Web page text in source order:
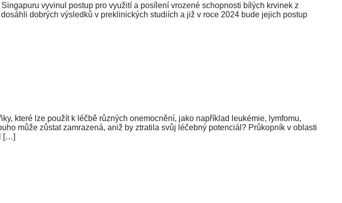
vyvinul postup pro využití a posílení vrozené schopnosti bílých krvinek z
dobrých výsledků v preklinických studiích a již v roce 2024 bude jejich postup
které lze použít k léčbě různých onemocnění, jako například leukémie, lymfomu,
může zůstat zamrazená, aniž by ztratila svůj léčebný potenciál? Průkopník v oblasti
[…]